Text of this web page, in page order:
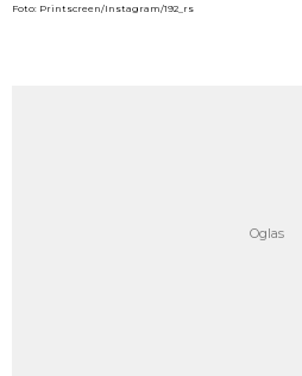
Foto: Printscreen/Instagram/192_rs